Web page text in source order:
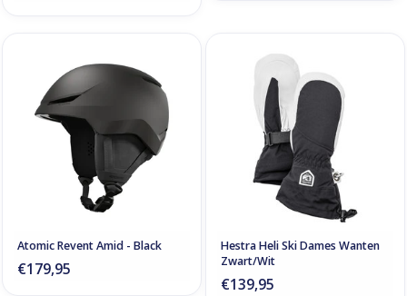
Atomic Revent Amid - Black
€179,95
Hestra Heli Ski Dames Wanten
Zwart/Wit
€139,95